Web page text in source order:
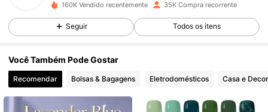
4,90 24K Seguidores
4,90 24K Seguidores
24K Seguidores
160K Vendido recentemente 35K Compra recorrente
Seguir Todos os itens
Você Também Pode Gostar
Recomendar Bolsas & Bagagens Eletrodomésticos Casa e